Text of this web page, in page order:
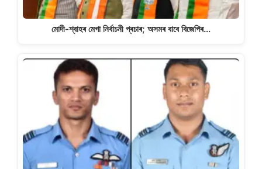
মোদী-শ্বাহৰ মেগা নিৰ্বাচনী প্ৰচাৰ; অসমৰ বাবে বিজেপিৰ…